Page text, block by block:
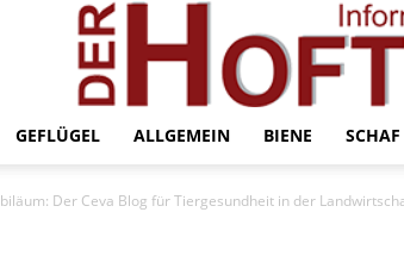
GEFLÜGEL ALLGEMEIN BIENE
Der Ceva Blog für Tiergesundheit in der